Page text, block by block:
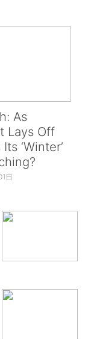
As
Lays Off
‘Winter’
日